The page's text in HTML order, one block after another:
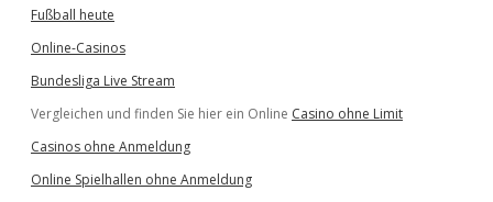
Fußball heute
Online-Casinos
Bundesliga Live Stream
Vergleichen und finden Sie hier ein Online Casino ohne Limit
Casinos ohne Anmeldung
Online Spielhallen ohne Anmeldung